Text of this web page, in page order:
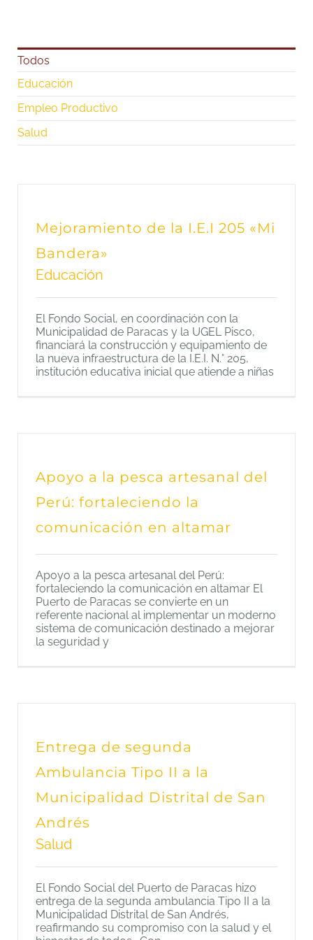
Todos
Educación
Empleo Productivo
Salud
Mejoramiento de la I.E.I 205 «Mi
Bandera»
Educación
El Fondo Social, en coordinación con la
Municipalidad de Paracas y la UGEL Pisco,
financiará la construcción y equipamiento de
la nueva infraestructura de la I.E.I. N.° 205,
institución educativa inicial que atiende a niñas
Apoyo a la pesca artesanal del
Perú: fortaleciendo la
comunicación en altamar
Apoyo a la pesca artesanal del Perú:
fortaleciendo la comunicación en altamar El
Puerto de Paracas se convierte en un
referente nacional al implementar un moderno
sistema de comunicación destinado a mejorar
la seguridad y
Entrega de segunda
Ambulancia Tipo II a la
Municipalidad Distrital de San
Andrés
Salud
El Fondo Social del Puerto de Paracas hizo
entrega de la segunda ambulancia Tipo II a la
Municipalidad Distrital de San Andrés,
reafirmando su compromiso con la salud y el